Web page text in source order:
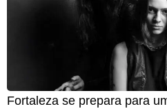
Fortaleza se prepara para